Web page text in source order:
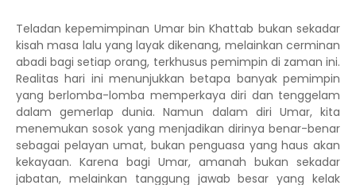
Teladan kepemimpinan Umar bin Khattab bukan sekadar
kisah masa lalu yang layak dikenang, melainkan cerminan
abadi bagi setiap orang, terkhusus pemimpin di zaman ini.
Realitas hari ini menunjukkan betapa banyak pemimpin
yang berlomba-lomba memperkaya diri dan tenggelam
dalam gemerlap dunia. Namun dalam diri Umar, kita
menemukan sosok yang menjadikan dirinya benar-benar
sebagai pelayan umat, bukan penguasa yang haus akan
kekayaan. Karena bagi Umar, amanah bukan sekadar
jabatan, melainkan tanggung jawab besar yang kelak